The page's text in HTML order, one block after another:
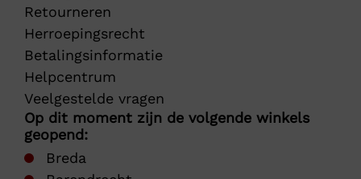
Retourneren
Herroepingsrecht
Betalingsinformatie
Helpcentrum
Veelgestelde vragen
Op dit moment zijn de volgende winkels
geopend:
Breda